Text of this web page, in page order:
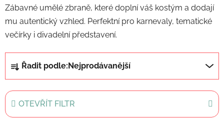
Zábavné umělé zbraně, které doplní váš kostým a dodají
mu autentický vzhled. Perfektní pro karnevaly, tematické
večírky i divadelní představení.
a
z
e
n
Řadit podle: Nejprodávanější
OTEVŘÍT FILTR